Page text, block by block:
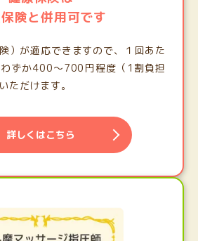
険と併用可です
）が適応できますので、１回あた
ずか400〜700円程度（1割負担
ただけます。
詳しくはこちら